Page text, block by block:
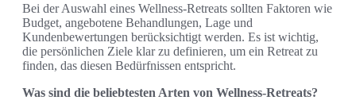
Bei der Auswahl eines Wellness-Retreats sollten Faktoren wie
Budget, angebotene Behandlungen, Lage und
Kundenbewertungen berücksichtigt werden. Es ist wichtig,
die persönlichen Ziele klar zu definieren, um ein Retreat zu
finden, das diesen Bedürfnissen entspricht.
Was sind die beliebtesten Arten von Wellness-Retreats?